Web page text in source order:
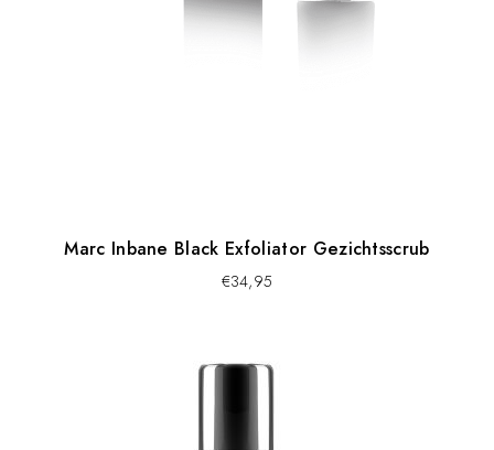
Marc Inbane Black Exfoliator Gezichtsscrub
€34,95